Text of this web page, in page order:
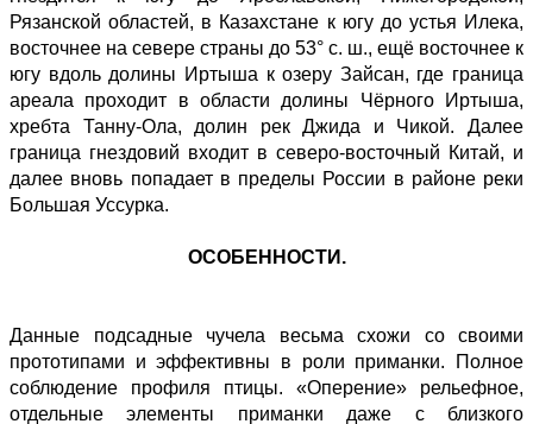
Рязанской областей, в Казахстане к югу до устья Илека,
восточнее на севере страны до 53° с. ш., ещё восточнее к
югу вдоль долины Иртыша к озеру Зайсан, где граница
ареала проходит в области долины Чёрного Иртыша,
хребта Танну-Ола, долин рек Джида и Чикой. Далее
граница гнездовий входит в северо-восточный Китай, и
далее вновь попадает в пределы России в районе реки
Большая Уссурка.
ОСОБЕННОСТИ.
Данные подсадные чучела весьма схожи со своими
прототипами и эффективны в роли приманки. Полное
соблюдение профиля птицы. «Оперение» рельефное,
отдельные элементы приманки даже с близкого